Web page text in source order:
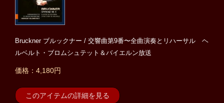
Bruckner ブルックナー / 交響曲第9番〜全曲演奏とリハーサル ヘ
ルベルト・ブロムシュテット＆バイエルン放送
価格：4,180円
このアイテムの詳細を見る